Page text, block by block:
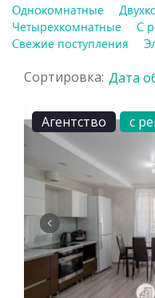
Однокомнатные
Четырехкомнатные
С
Свежие поступления
Сортировка: Дата
Агентство с